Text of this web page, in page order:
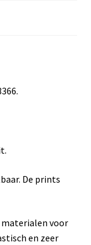
De prints
voor
en zeer